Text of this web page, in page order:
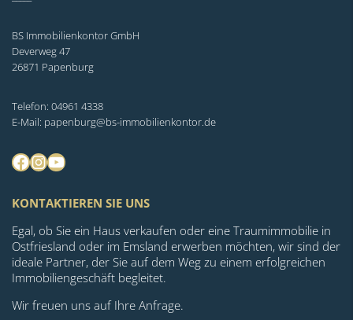
BS Immobilienkontor GmbH
Deverweg 47
26871 Papenburg
Telefon: 04961 4338
E-Mail: papenburg@bs-immobilienkontor.de
Facebook
Instagram
YouTube
KONTAKTIEREN SIE UNS
Egal, ob Sie ein Haus verkaufen oder eine Traumimmobilie in
Ostfriesland oder im Emsland erwerben möchten, wir sind der
ideale Partner, der Sie auf dem Weg zu einem erfolgreichen
Immobiliengeschäft begleitet.
Wir freuen uns auf Ihre Anfrage.